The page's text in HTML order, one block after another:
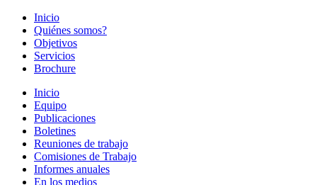
Inicio
Quiénes somos?
Objetivos
Servicios
Brochure
Inicio
Equipo
Publicaciones
Boletines
Reuniones de trabajo
Comisiones de Trabajo
Informes anuales
En los medios